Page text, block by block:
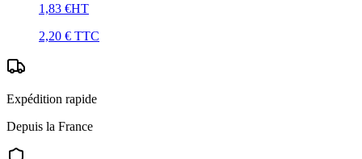
1,83 €HT
2,20 € TTC
Expédition rapide
Depuis la France